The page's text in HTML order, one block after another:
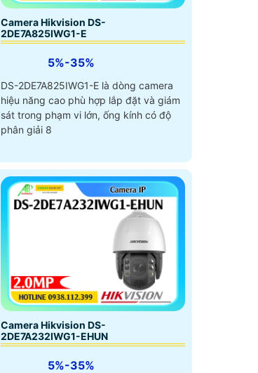
Camera Hikvision DS-
2DE7A825IWG1-E
5%-35%
DS-2DE7A825IWG1-E là dòng camera
hiệu năng cao phù hợp lắp đặt và giám
sát trong phạm vi lớn, ống kính có độ
phân giải 8
Camera Hikvision DS-
2DE7A232IWG1-EHUN
5%-35%